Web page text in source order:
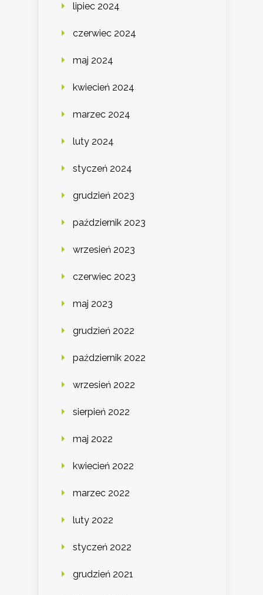
lipiec 2024
czerwiec 2024
maj 2024
kwiecień 2024
marzec 2024
luty 2024
styczeń 2024
grudzień 2023
październik 2023
wrzesień 2023
czerwiec 2023
maj 2023
grudzień 2022
październik 2022
wrzesień 2022
sierpień 2022
maj 2022
kwiecień 2022
marzec 2022
luty 2022
styczeń 2022
grudzień 2021